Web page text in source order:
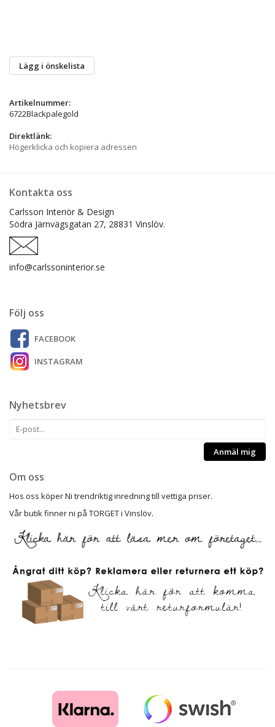
Lägg i önskelista
Artikelnummer:
6722Blackpalegold
Direktlänk:
Högerklicka och kopiera adressen
Kontakta oss
Carlsson Interiör & Design
Södra Järnvägsgatan 27, 28831 Vinslöv.
info@carlssoninterior.se
Följ oss
FACEBOOK
INSTAGRAM
Nyhetsbrev
Anmäl mig
Om oss
Hos oss köper Ni trendriktig inredning till vettiga priser.
Vår butik finner ni på TORGET i Vinslöv.